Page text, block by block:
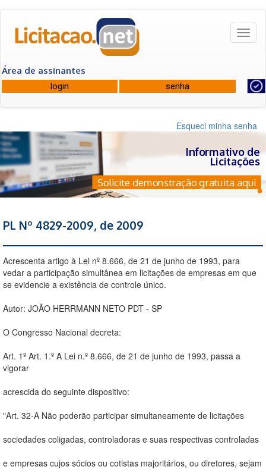
Área de assinantes
Esqueci minha senha
Informativo de
Licitações
Solicite demonstração gratuita aqui
PL Nº 4829-2009, de 2009
Acrescenta artigo à Lei nº 8.666, de 21 de junho de 1993, para
vedar a participação simultânea em licitações de empresas em que
se evidencie a existência de controle único.
Autor: JOÃO HERRMANN NETO PDT - SP
O Congresso Nacional decreta:
Art. 1º Art. 1.º A Lei n.º 8.666, de 21 de junho de 1993, passa a
vigorar
acrescida do seguinte dispositivo:
"Art. 32-A Não poderão participar simultaneamente de licitações
sociedades coligadas, controladoras e suas respectivas controladas
e empresas cujos sócios ou cotistas majoritários, ou diretores, sejam